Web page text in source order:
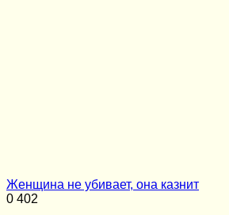
Женщина не убивает, она казнит
0 402